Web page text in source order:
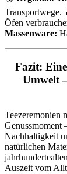
Transportwege.
Öfen
Massenware:
Fazit:
Umwelt
Teezeremonien
Genussmoment
Nachhaltigkeit
natürlichen
Auszeit vom